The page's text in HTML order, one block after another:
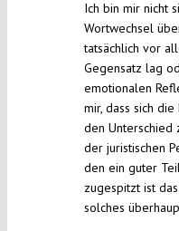
Ich bin mir nicht
Wortwechsel
tatsächlich vor
Gegensatz lag
emotionalen
mir, dass sich
den Unterschied
der juristischen
den ein guter
zugespitzt ist
solches